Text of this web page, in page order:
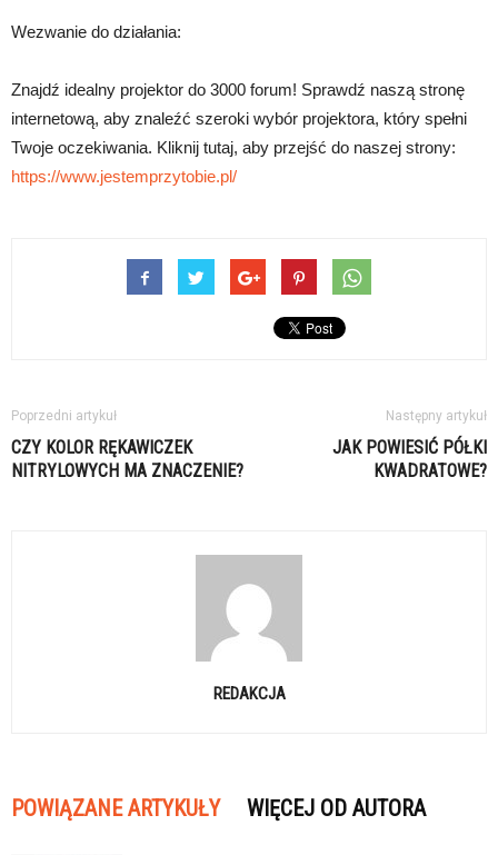
Wezwanie do działania:
Znajdź idealny projektor do 3000 forum! Sprawdź naszą stronę
internetową, aby znaleźć szeroki wybór projektora, który spełni
Twoje oczekiwania. Kliknij tutaj, aby przejść do naszej strony:
https://www.jestemprzytobie.pl/
Poprzedni artykuł
CZY KOLOR RĘKAWICZEK
NITRYLOWYCH MA ZNACZENIE?
Następny artykuł
JAK POWIESIĆ PÓŁKI
KWADRATOWE?
REDAKCJA
POWIĄZANE ARTYKUŁY WIĘCEJ OD AUTORA